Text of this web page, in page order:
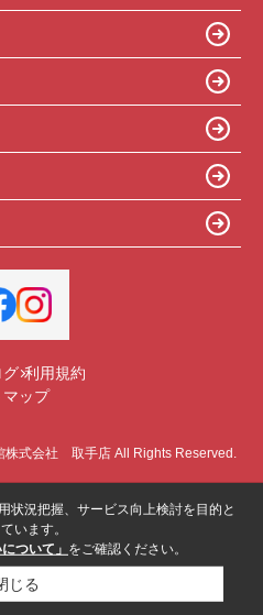
グ 利用規約
ップ
株式会社 取手店 All Rights Reserved.
状況把握、サービス向上検討を目的と
います。
ついて」 をご確認ください。
じる